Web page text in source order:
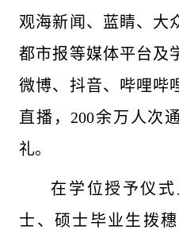
观海新闻、蓝睛、大
都市报等媒体平台及
微博、抖音、哔哩哔
直播，200余万人次
礼。
在学位授予仪
士、硕士毕业生拨